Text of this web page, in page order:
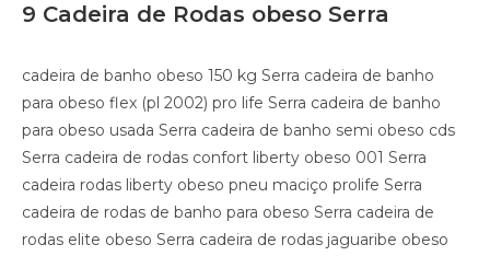
9 Cadeira de Rodas obeso Serra
cadeira de banho obeso 150 kg Serra cadeira de banho
para obeso flex (pl 2002) pro life Serra cadeira de banho
para obeso usada Serra cadeira de banho semi obeso cds
Serra cadeira de rodas confort liberty obeso 001 Serra
cadeira rodas liberty obeso pneu maciço prolife Serra
cadeira de rodas de banho para obeso Serra cadeira de
rodas elite obeso Serra cadeira de rodas jaguaribe obeso